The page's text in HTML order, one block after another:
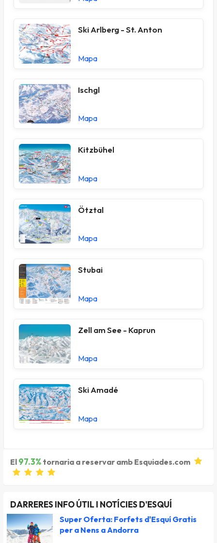
Ski Arlberg - St. Anton
Mapa
Ischgl
Mapa
Kitzbühel
Mapa
Ötztal
Mapa
Stubai
Mapa
Zell am See - Kaprun
Mapa
Ski Amadé
Mapa
El 97.3% tornaria a reservar amb Esquiades.com
DARRERES INFO ÚTIL I NOTÍCIES D'ESQUÍ
Super Oferta: Forfets d'Esquí Gratis
per a Nens a Andorra